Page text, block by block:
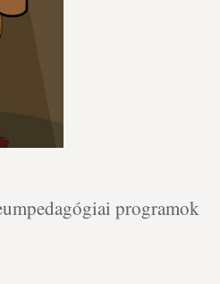
programok